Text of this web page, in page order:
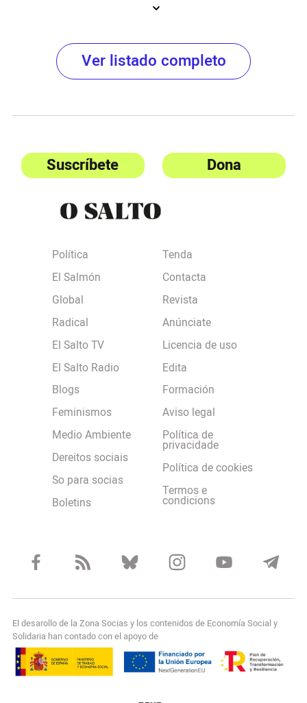
Ver listado completo
Suscríbete Dona
Política
El Salmón
Global
Radical
El Salto TV
El Salto Radio
Blogs
Feminismos
Medio Ambiente
Dereitos sociais
So para socias
Boletins
Tenda
Contacta
Revista
Anúnciate
Licencia de uso
Edita
Formación
Aviso legal
Política de
privacidade
Política de cookies
Termos e
condicions
El desarollo de la Zona Socias y los contenidos de Economía Social y
Solidaria han contado con el apoyo de